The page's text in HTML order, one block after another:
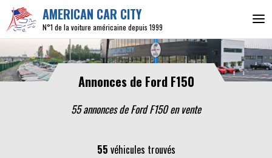
AMERICAN CAR CITY
N°1 de la voiture américaine depuis 1999
Annonces de Ford F150
55 annonces de Ford F150 en vente
55 véhicules trouvés